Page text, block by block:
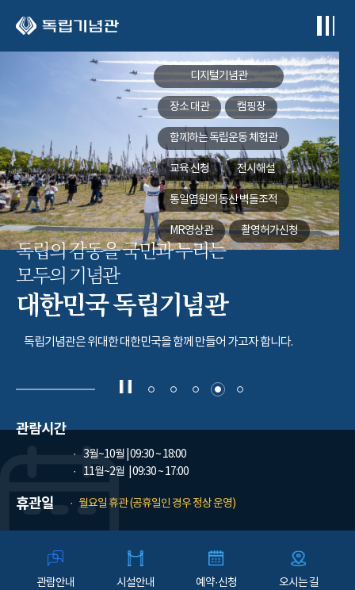
디지털기념관
장소 대관 캠핑장
함께하는독립운동 체험관
교육 신청 전시해설
통일염원의 동산벽돌조적
MR영상관 촬영허가신청
독립의 감동을 국민과 누리는
모두의 기념관
대한민국 독립기념관
독립기념관은 위대한 대한민국을 함께 만들어 가고자 합니다.
관람시간
3월~10월 | 09:30 ~ 18:00
11월~2월
| 09:30 ~ 17:00
휴관일 월요일 휴관 (공휴일인 경우 정상 운영)
관람안내 시설안내 예약·신청 오시는 길